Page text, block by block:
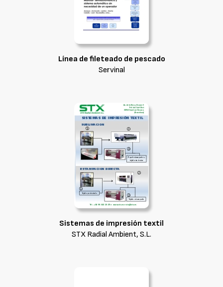
Línea de fileteado de pescado
Servinal
Sistemas de impresión textil
STX Radial Ambient, S.L.